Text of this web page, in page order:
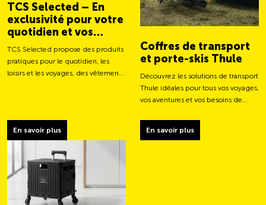
TCS Selected – En
exclusivité pour votre
quotidien et vos
aventures
TCS Selected propose des produits
pratiques pour le quotidien, les
loisirs et les voyages, des vêtements
En savoir plus
Coffres de transport
et porte-skis Thule
Découvrez les solutions de transport
Thule idéales pour tous vos voyages,
vos aventures et vos besoins de
En savoir plus